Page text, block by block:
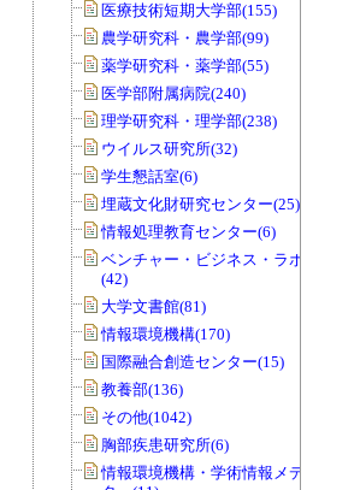
医療技術短期大学部(155)
農学研究科・農学部(99)
薬学研究科・薬学部(55)
医学部附属病院(240)
理学研究科・理学部(238)
ウイルス研究所(32)
学生懇話室(6)
埋蔵文化財研究センター(25)
情報処理教育センター(6)
ベンチャー・ビジネス・ラボラトリー
(42)
大学文書館(81)
情報環境機構(170)
国際融合創造センター(15)
教養部(136)
その他(1042)
胸部疾患研究所(6)
情報環境機構・学術情報メディアセン